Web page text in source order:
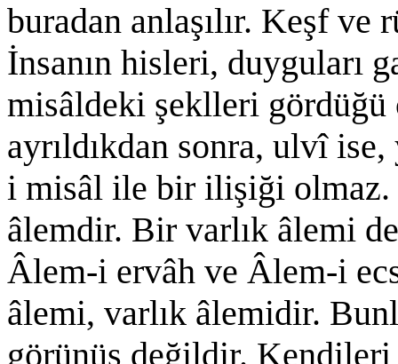
buradan anlaşılır. Keşf ve
İnsanın hisleri, duyguları
misâldeki şeklleri gördüğü
ayrıldıkdan sonra, ulvî
i misâl ile bir ilişiği
âlemdir. Bir varlık âlemi
Âlem-i ervâh ve Âlem-i
âlemi, varlık âlemidir.
görünüş değildir.